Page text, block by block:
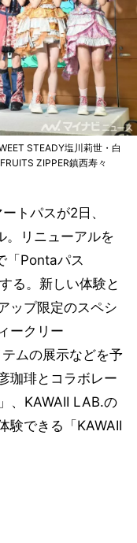
STEADY塩川莉世・白
ZIPPER鎮西寿々
トパスが2日、
。リニューアルを
「Pontaパス
る。新しい体験と
ップ限定のスペシ
ークリー
ムの展示などを予
珈琲とコラボレー
、KAWAII LAB.の
験できる「KAWAII